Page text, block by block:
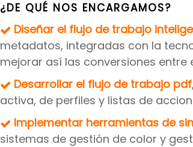
¿DE QUÉ NOS ENCARGAMOS?
Diseñar el flujo de trabajo
metadatos, integradas con la
mejorar así las conversiones
Desarrollar el flujo de trabajo pdf
activa, de perfiles y listas de
Implementar herramientas de
sistemas de gestión de color y